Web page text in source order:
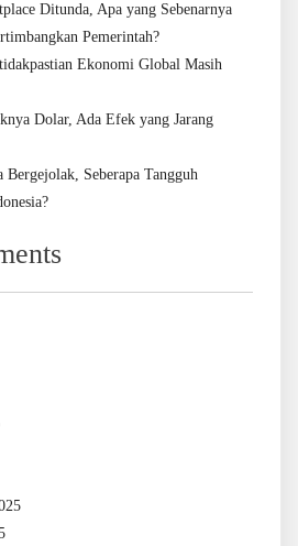
Ditunda, Apa yang Sebenarnya
Pemerintah?
Ekonomi Global Masih
Dolar, Ada Efek yang Jarang
Seberapa Tangguh